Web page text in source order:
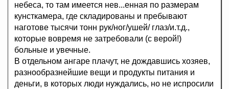
небеса, то там имеется нев...енная по размерам
кунсткамера, где складированы и пребывают
наготове тысячи тонн рук/ног/ушей/ глаз/и.т.д.,
которые вовремя не затребовали (с верой!)
больные и увечные.
В отдельном ангаре плачут, не дождавшись хозяев,
разнообразнейшие вещи и продукты питания и
деньги, в которых люди нуждались, но не испросили